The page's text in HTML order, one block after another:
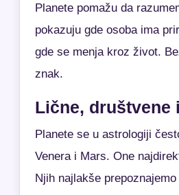
Planete pomažu da
pokazuju gde osoba ima
gde se menja kroz život.
znak.
Lične, društvene
Planete se u astrologiji
Venera i Mars. One
Njih najlakše